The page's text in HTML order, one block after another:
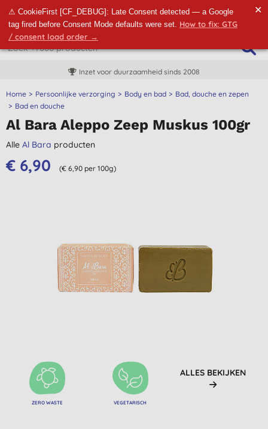
⚠ CookieFirst [CF_DEBUG]: Late Consent detected — a Google
tag fired before Consent Mode defaults were set. How to fix: GTG
/ consent load order →
✕
Inzet voor duurzaamheid sinds 2008
Home Persoonlijke verzorging Body en bad
Bad, douche en zepen
Bad en douche
Al Bara Aleppo Zeep Muskus 100gr
Alle Al Bara producten
€ 6,90 (€ 6,90 per 100g)
ZERO WASTE VEGETARISCH
ALLES BEKIJKEN